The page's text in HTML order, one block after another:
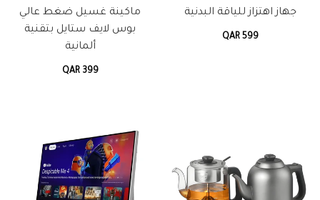
جهاز اهتزاز للياقة البدنية
QAR 599
ماكينة غسيل ضغط عالي
بوس لايف ستايل بتقنية
ألمانية
QAR 399